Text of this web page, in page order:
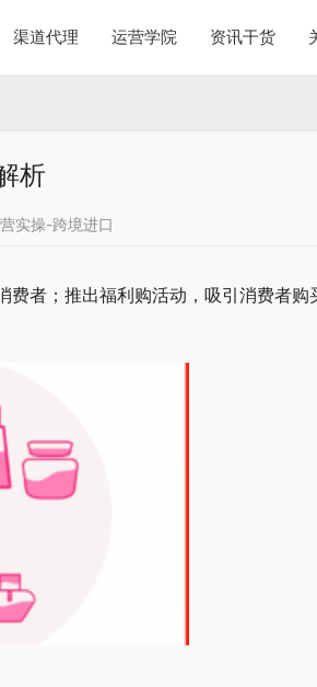
渠道代理 运营学院 资讯干货
析
实操-跨境进口
者；推出福利购活动，吸引消费者购